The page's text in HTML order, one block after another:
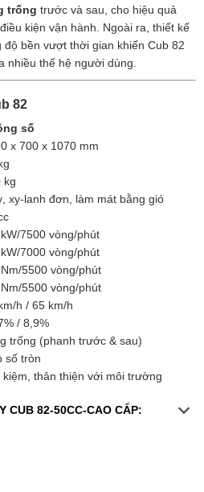
trống trước và sau, cho hiệu quả
kiện vận hành. Ngoài ra, thiết kế
bền vượt thời gian khiến Cub 82
nhiều thế hệ người dùng.
82
số
x 700 x 1070 mm
kg
xy-lanh đơn, làm mát bằng gió
7500 vòng/phút
7000 vòng/phút
5500 vòng/phút
5500 vòng/phút
h / 65 km/h
/ 8,9%
trống (phanh trước & sau)
số tròn
kiệm, thân thiện với môi trường
CUB 82-50CC-CAO CẤP: